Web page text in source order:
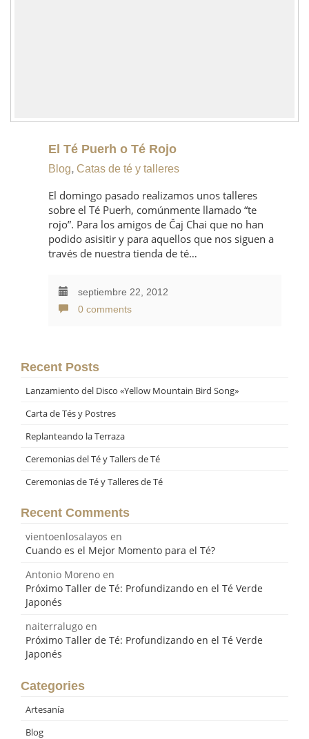
El Té Puerh o Té Rojo
Blog, Catas de té y talleres
El domingo pasado realizamos unos talleres
sobre el Té Puerh, comúnmente llamado “te
rojo”. Para los amigos de Čaj Chai que no han
podido asisitir y para aquellos que nos siguen a
través de nuestra tienda de té…
septiembre 22, 2012
0 comments
Recent Posts
Lanzamiento del Disco «Yellow Mountain Bird Song»
Carta de Tés y Postres
Replanteando la Terraza
Ceremonias del Té y Tallers de Té
Ceremonias de Té y Talleres de Té
Recent Comments
vientoenlosalayos en
Cuando es el Mejor Momento para el Té?
Antonio Moreno en
Próximo Taller de Té: Profundizando en el Té Verde
Japonés
naiterralugo en
Próximo Taller de Té: Profundizando en el Té Verde
Japonés
Categories
Artesanía
Blog